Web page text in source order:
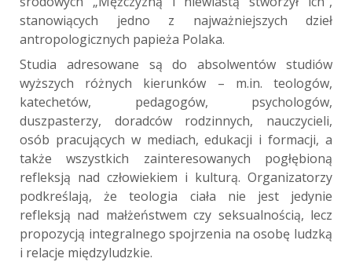
stanowiących jedno z najważniejszych dzieł
antropologicznych papieża Polaka.
Studia adresowane są do absolwentów studiów
wyższych różnych kierunków – m.in. teologów,
katechetów, pedagogów, psychologów,
duszpasterzy, doradców rodzinnych, nauczycieli,
osób pracujących w mediach, edukacji i formacji, a
także wszystkich zainteresowanych pogłębioną
refleksją nad człowiekiem i kulturą. Organizatorzy
podkreślają, że teologia ciała nie jest jedynie
refleksją nad małżeństwem czy seksualnością, lecz
propozycją integralnego spojrzenia na osobę ludzką
i relacje międzyludzkie.